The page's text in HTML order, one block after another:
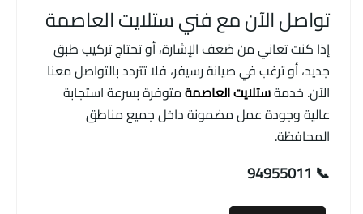
تواصل الآن مع فني ستلايت العاصمة
إذا كنت تعاني من ضعف الإشارة، أو تحتاج تركيب طبق
جديد، أو ترغب في صيانة رسيفر، فلا تتردد بالتواصل معنا
الآن. خدمةستلايت العاصمةمتوفرة بسرعة استجابة
عالية وجودة عمل مضمونة داخل جميع مناطق
المحافظة.
📞 94955011